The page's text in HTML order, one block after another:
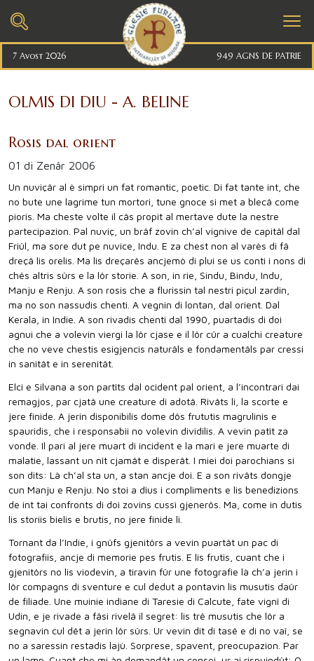
7 Avost 2026 949 AGNS DE PATRIE
OLMIS DI DIU - A. BELINE
Rosis dal orient
01 di Zenâr 2006
Un nuviçâr al è simpri un fat romantic, poetic. Di fat tante int, che
no bute une lagrime tun mortori, tune gnoce si met a blecâ come
pioris. Ma cheste volte il câs propit al mertave dute la nestre
partecipazion. Pal nuviç, un brâf zovin ch’al vignive de capitâl dal
Friûl, ma sore dut pe nuvice, Indu. E za chest non al varès di fâ
dreçâ lis orelis. Ma lis dreçarês ancjemò di plui se us conti i nons di
chês altris sûrs e la lôr storie. A son, in rie, Sindu, Bindu, Indu,
Manju e Renju. A son rosis che a flurissin tal nestri piçul zardin,
ma no son nassudis chenti. A vegnin di lontan, dal orient. Dal
Kerala, in Indie. A son rivadis chenti dal 1990, puartadis di doi
agnui che a volevin viergi la lôr cjase e il lôr cûr a cualchi creature
che no veve chestis esigjencis naturâls e fondamentâls par cressi
in sanitât e in serenitât.
Elci e Silvana a son partîts dal ocident pal orient, a l’incontrari dai
remagjos, par cjatâ une creature di adotâ. Rivâts li, la scorte e
jere finide. A jerin disponibilis dome dôs frututis magrulinis e
spauridis, che i responsabii no volevin dividilis. A vevin patît za
vonde. Il pari al jere muart di incident e la mari e jere muarte di
malatie, lassant un nît cjamât e disperât. I miei doi parochians si
son dits: Là ch’al sta un, a stan ancje doi. E a son rivâts dongje
cun Manju e Renju. No stoi a dîus i compliments e lis benedizions
de int tai confronts di doi zovins cussì gjenerôs. Ma, come in dutis
lis storiis bielis e brutis, no jere finide li.
Tornant da l’Indie, i gnûfs gjenitôrs a vevin puartât un pac di
fotografiis, ancje di memorie pes frutis. E lis frutis, cuant che i
gjenitôrs no lis viodevin, a tiravin fûr une fotografie là ch’a jerin i
lôr compagns di sventure e cul dedut a pontavin lis musutis daûr
de filiade. Une muinie indiane di Taresie di Calcute, fate vignî di
Udin, e je rivade a fâsi rivelâ il segret: lis trê musutis che lôr a
segnavin cul dêt a jerin lôr sûrs. Ur vevin dit di tasê e di no vaî, se
no a saressin restadis lajù. Sorprese, spavent, preocupazion. Par